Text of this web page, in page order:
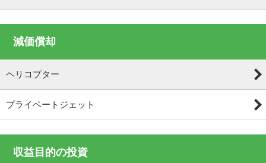
減価償却
ヘリコプター
プライベートジェット
収益目的の投資